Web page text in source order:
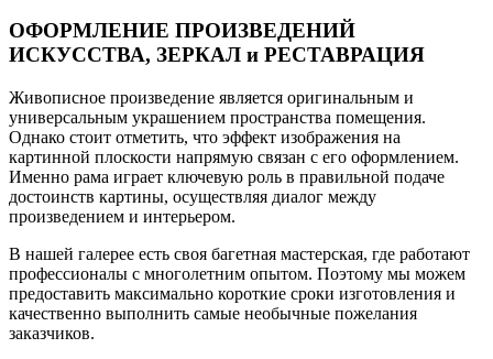
ОФОРМЛЕНИЕ ПРОИЗВЕДЕНИЙ
ИСКУССТВА, ЗЕРКАЛ и РЕСТАВРАЦИЯ
Живописное произведение является оригинальным и
универсальным украшением пространства помещения.
Однако стоит отметить, что эффект изображения на
картинной плоскости напрямую связан с его оформлением.
Именно рама играет ключевую роль в правильной подаче
достоинств картины, осуществляя диалог между
произведением и интерьером.
В нашей галерее есть своя багетная мастерская, где работают
профессионалы с многолетним опытом. Поэтому мы можем
предоставить максимально короткие сроки изготовления и
качественно выполнить самые необычные пожелания
заказчиков.